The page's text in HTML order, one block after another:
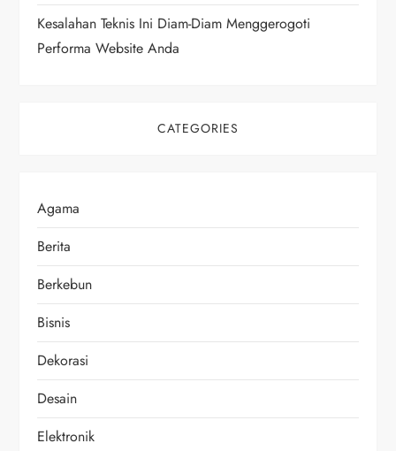
Kesalahan Teknis Ini Diam-Diam Menggerogoti
Performa Website Anda
CATEGORIES
Agama
Berita
Berkebun
Bisnis
Dekorasi
Desain
Elektronik